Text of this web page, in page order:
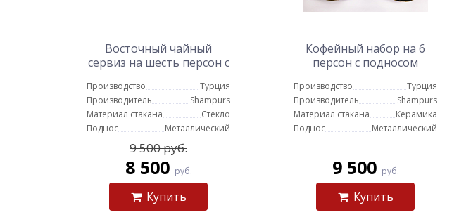
Восточный чайный
сервиз на шесть персон с
Производство
Турция
Производитель
Shampurs
Материал стакана
Стекло
Поднос
Металлический
9 500 руб.
8 500 руб.
Купить
Кофейный набор на 6
персон с подносом
Производство
Турция
Производитель
Shampurs
Материал стакана
Керамика
Поднос
Металлический
9 500 руб.
Купить